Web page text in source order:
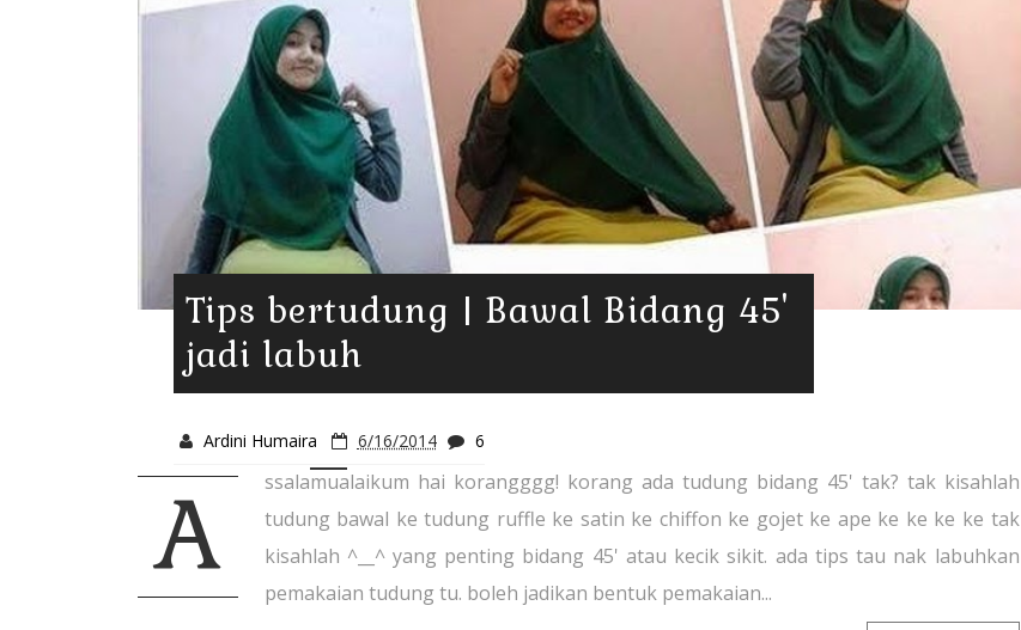
Tips bertudung | Bawal Bidang 45'
jadi labuh
Ardini Humaira 6/16/2014 6
A
ssalamualaikum hai korangggg! korang ada tudung bidang 45' tak? tak kisahlah
tudung bawal ke tudung ruffle ke satin ke chiffon ke gojet ke ape ke ke ke ke tak
kisahlah ^__^ yang penting bidang 45' atau kecik sikit. ada tips tau nak labuhkan
pemakaian tudung tu. boleh jadikan bentuk pemakaian...